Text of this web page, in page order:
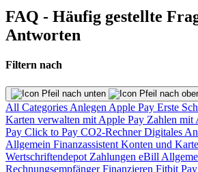
FAQ - Häufig gestellte
Antworten
Filtern nach
All Categories Anlegen Apple Pay Erste
Karten verwalten mit Apple Pay Zahlen mit
Pay Click to Pay CO2-RechnerDigitales
Allgemein Finanzassistent Konten und
Wertschriftendepot Zahlungen eBill
RechnungsempfängerFinanzieren Fitbit Pay